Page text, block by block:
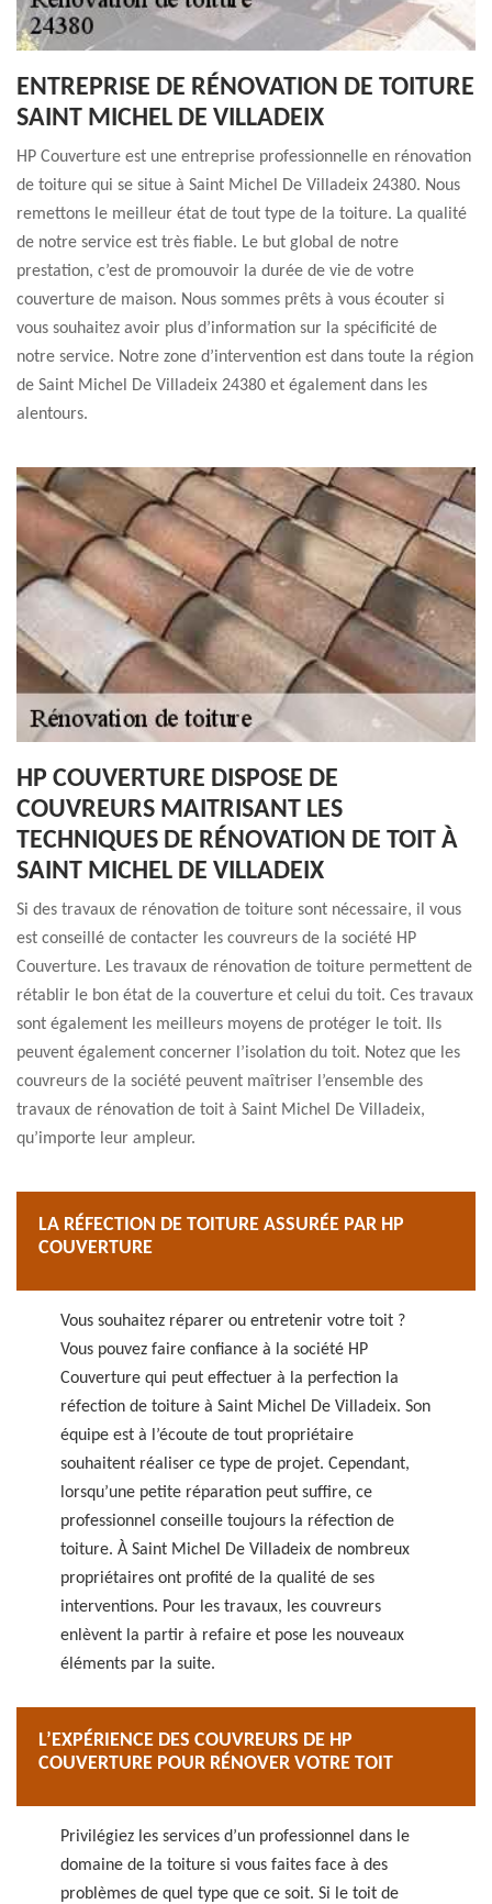
ENTREPRISE DE RÉNOVATION DE TOITURE
SAINT MICHEL DE VILLADEIX
HP Couverture est une entreprise professionnelle en rénovation
de toiture qui se situe à Saint Michel De Villadeix 24380. Nous
remettons le meilleur état de tout type de la toiture. La qualité
de notre service est très fiable. Le but global de notre
prestation, c’est de promouvoir la durée de vie de votre
couverture de maison. Nous sommes prêts à vous écouter si
vous souhaitez avoir plus d’information sur la spécificité de
notre service. Notre zone d’intervention est dans toute la région
de Saint Michel De Villadeix 24380 et également dans les
alentours.
HP COUVERTURE DISPOSE DE
COUVREURS MAITRISANT LES
TECHNIQUES DE RÉNOVATION DE TOIT À
SAINT MICHEL DE VILLADEIX
Si des travaux de rénovation de toiture sont nécessaire, il vous
est conseillé de contacter les couvreurs de la société HP
Couverture. Les travaux de rénovation de toiture permettent de
rétablir le bon état de la couverture et celui du toit. Ces travaux
sont également les meilleurs moyens de protéger le toit. Ils
peuvent également concerner l’isolation du toit. Notez que les
couvreurs de la société peuvent maîtriser l’ensemble des
travaux de rénovation de toit à Saint Michel De Villadeix,
qu’importe leur ampleur.
LA RÉFECTION DE TOITURE ASSURÉE PAR HP
COUVERTURE
Vous souhaitez réparer ou entretenir votre toit ?
Vous pouvez faire confiance à la société HP
Couverture qui peut effectuer à la perfection la
réfection de toiture à Saint Michel De Villadeix. Son
équipe est à l’écoute de tout propriétaire
souhaitent réaliser ce type de projet. Cependant,
lorsqu’une petite réparation peut suffire, ce
professionnel conseille toujours la réfection de
toiture. À Saint Michel De Villadeix de nombreux
propriétaires ont profité de la qualité de ses
interventions. Pour les travaux, les couvreurs
enlèvent la partir à refaire et pose les nouveaux
éléments par la suite.
L’EXPÉRIENCE DES COUVREURS DE HP
COUVERTURE POUR RÉNOVER VOTRE TOIT
Privilégiez les services d’un professionnel dans le
domaine de la toiture si vous faites face à des
problèmes de quel type que ce soit. Si le toit de